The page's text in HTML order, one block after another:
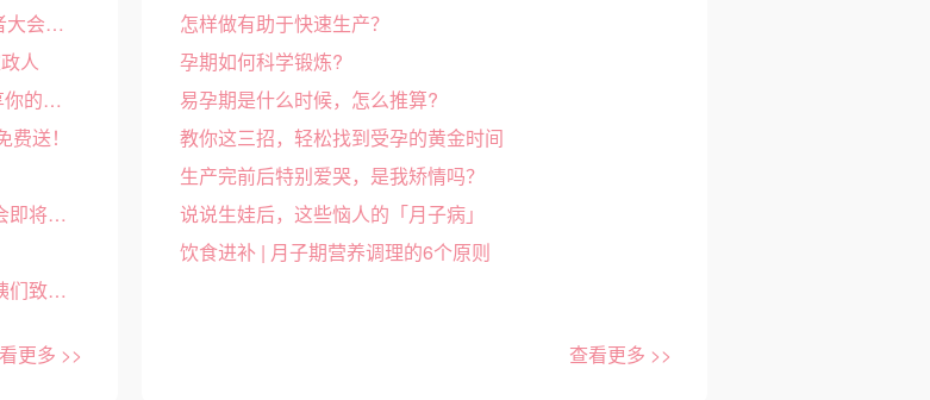
“明天花开月更圆”——阿姨来了2020年中秋服务者大会邀您参加！
人
感恩大会征稿 | 以笔抒情，不负相遇！端午节分享你的故事
送！
超多阿姨等你选！阿姨来了第一届线上雇主见面会即将开启
有奖征文《我在北京过大年》，向春节保供的阿姨们致敬！
更多 >>
怎样做有助于快速生产？
孕期如何科学锻炼?
易孕期是什么时候，怎么推算?
教你这三招，轻松找到受孕的黄金时间
生产完前后特别爱哭，是我矫情吗？
说说生娃后，这些恼人的「月子病」
饮食进补 | 月子期营养调理的6个原则
查看更多 >>